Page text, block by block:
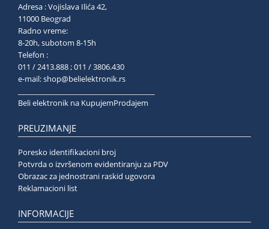
Adresa : Vojislava Ilića 42,
11000 Beograd
Radno vreme:
8-20h, subotom 8-15h
Telefon :
011 / 2413.888 ; 011 / 3806.430
e-mail:shop@belielektronik.rs
Beli elektronik na KupujemProdajem
PREUZIMANJE
Poresko identifikacioni broj
Potvrda o izvršenom evidentiranju za PDV
Obrazac za jednostrani raskid ugovora
Reklamacioni list
INFORMACIJE